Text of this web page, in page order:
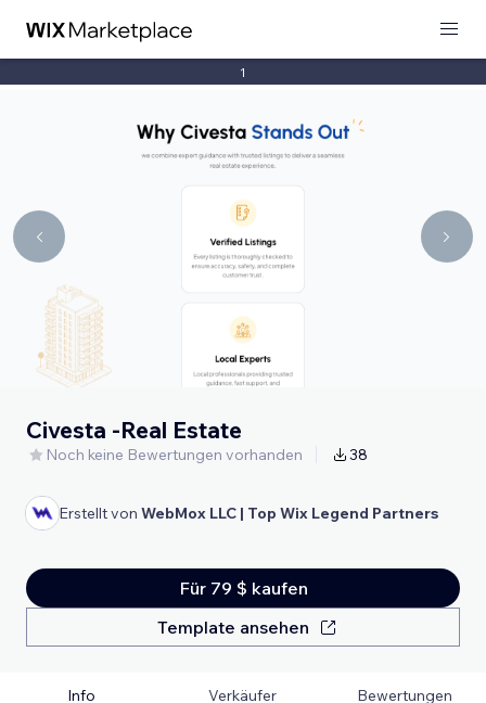
1
Civesta -Real Estate
Noch keine Bewertungen vorhanden 38
Erstellt von WebMox LLC | Top Wix Legend Partners
Für 79 $ kaufen
Template ansehen
Info Verkäufer Bewertungen